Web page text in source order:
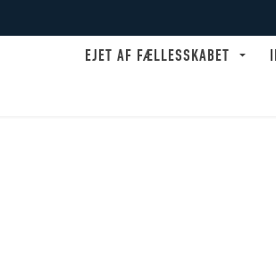
EJET AF FÆLLESSKABET